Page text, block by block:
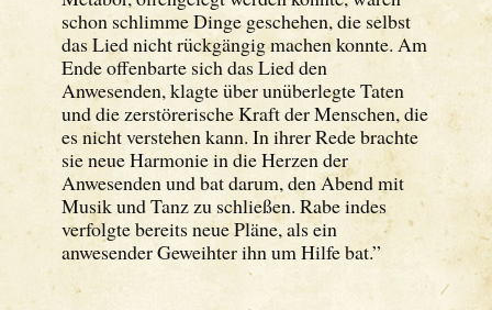
schon schlimme Dinge geschehen, die selbst
das Lied nicht rückgängig machen konnte. Am
Ende offenbarte sich das Lied den
Anwesenden, klagte über unüberlegte Taten
und die zerstörerische Kraft der Menschen, die
es nicht verstehen kann. In ihrer Rede brachte
sie neue Harmonie in die Herzen der
Anwesenden und bat darum, den Abend mit
Musik und Tanz zu schließen. Rabe indes
verfolgte bereits neue Pläne, als ein
anwesender Geweihter ihn um Hilfe bat.”